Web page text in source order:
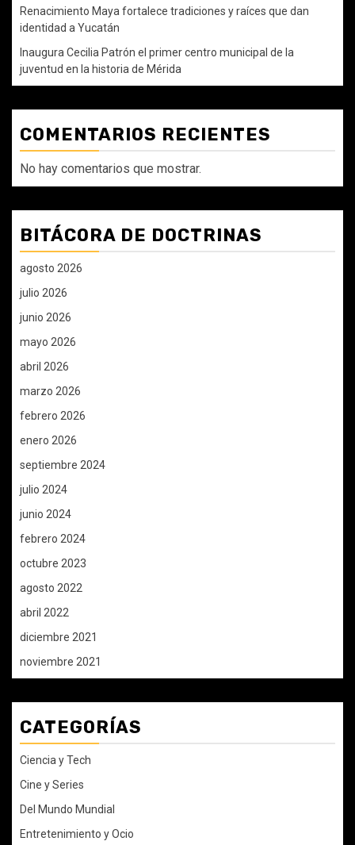
Renacimiento Maya fortalece tradiciones y raíces que dan
identidad a Yucatán
Inaugura Cecilia Patrón el primer centro municipal de la
juventud en la historia de Mérida
COMENTARIOS RECIENTES
No hay comentarios que mostrar.
BITÁCORA DE DOCTRINAS
agosto 2026
julio 2026
junio 2026
mayo 2026
abril 2026
marzo 2026
febrero 2026
enero 2026
septiembre 2024
julio 2024
junio 2024
febrero 2024
octubre 2023
agosto 2022
abril 2022
diciembre 2021
noviembre 2021
CATEGORÍAS
Ciencia y Tech
Cine y Series
Del Mundo Mundial
Entretenimiento y Ocio